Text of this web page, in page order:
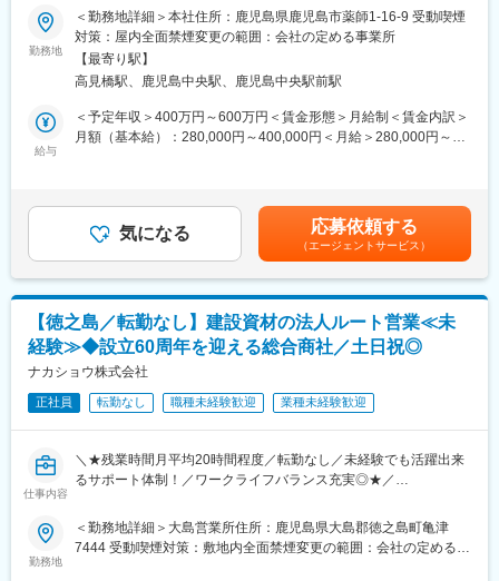
変更の範囲：会社の定める業務
50代：3名、30代：1名、20代：1名の組織構成です。
■入社後の流れ：
建設機械等のレンタル事業を営む「(株)南陽レンテック」の営業所
当いただきます。
?設機械等のメンテナンスや納車業務をサポートすることにより、
専門用語を理解する（機械の通称や型式等）
■ここが魅力！
・磁場顧客と深い関係構築が可能！：
九州地場顧客の深耕営業がメインとなるので、1社1社に真摯に向
き合う営業スタイルを学ぶことができます。
提案営業でスキルアップ：「仕様・価格・納期」をバランスよく
考えながら提案
アットホームな職場：少数精鋭で一人ひとりをじっくり育成
働きやすさ◎：月残業平均20時間、年間休日120日以上
■こんな方にピッタリ！
第二新卒で営業に挑戦したい
長く安定して働ける環境を探している
話機器や防犯カメラ・OA機器などの情報通信設備の販売、保守点
検を行っ
ている当社にて、ビジネスホンや防犯カメラ、インターホン、複
合機などの
工事にかかる費用を算出・提案をお任せいたします。
■具体的には：
・各種アフターフォローや追加提案 など
■当社の強み：
◎創業60年以上。鹿児島を拠点に、各種弱電機器（電話通信設
備・防犯カメラ・ナースコール・LAN配線）の販売・設計・施
工・保守点検業務を手掛けています。
◎特に、情報通信設備機器の販売・施工に注力し、最適で最新の
通信システムを誠実に提案。各種電気通信設備工事担任者や、第
二種電気工事士の有資格者が多数在籍し、堅実な施工で、安心し
て頂けるワンストップサービスを提供しています。
◎そ主なお客様は、一般企業・放送局であり、交換機や内線の施
ナースコールなど、大商業施設には防犯カメラを収めており、幅
広いお客様に対し販売・施工・設置を行っております。
勤務地
＜勤務地詳細＞本社住所：鹿児島県鹿児島市薬師1-16-9 受動喫煙
対策：屋内全面禁煙変更の範囲：会社の定める事業所
【最寄り駅】
高見橋駅、鹿児島中央駅、鹿児島中央駅前駅
給与
＜予定年収＞400万円～600万円＜賃金形態＞月給制＜賃金内訳＞
月額（基本給）：280,000円～400,000円＜月給＞280,000円～
固定手当を含めた表記です。
気になる 応募依頼する
（エージェントサービス）
【徳之島／転勤なし】建設資材の法人ルート営業≪未
経験≫◆設立60周年を迎える総合商社／土日祝◎
ナカショウ株式会社
正社員 転勤なし 職種未経験歓迎 業種未経験歓迎
仕事内容
＼★残業時間月平均20時間程度／転勤なし／未経験でも活躍出来
るサポート体制！／ワークライフバランス充実◎★／
■業務内容：
土木・建築・景観・環境資材の総合商社である当社において営業
勤務地
＜勤務地詳細＞大島営業所住所：鹿児島県大島郡徳之島町亀津
7444 受動喫煙対策：敷地内全面禁煙変更の範囲：会社の定める事